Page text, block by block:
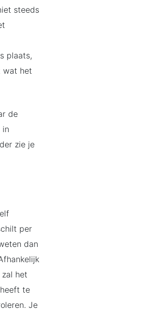
steeds
plaats,
wat het
de
in
zie je
per
dan
het
te
Je